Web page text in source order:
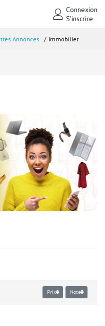
Connexion
S'inscrire
Annonces Immobilier
Prix Note